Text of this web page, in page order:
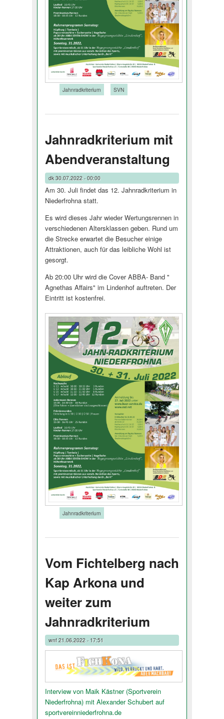
Jahnradkriterium SVN
Jahnradkriterium mit
Abendveranstaltung
dk30.07.2022 - 00:00
Am 30. Juli findet das 12. Jahnradkri­terium in
Niederfrohna statt.
Es wird dieses Jahr wieder Wertungsrennen in
verschiedenen Altersklassen geben. Rund um
die Strecke erwartet die Besucher einige
Attraktionen, auch für das leibliche Wohl ist
gesorgt.
Ab 20:00 Uhr wird die Cover ABBA- Band "
Agnethas Affairs" im Lindenhof auftreten. Der
Eintritt ist kostenfrei.
Jahnradkriterium
Vom Fichtelberg nach
Kap Arkona und
weiter zum
Jahnradkriterium
wnf21.06.2022 - 17:51
Interview von Maik Kästner (Sportverein
Niederfrohna) mit Alexander Schubert auf
sportvereinni­ederfrohna.de